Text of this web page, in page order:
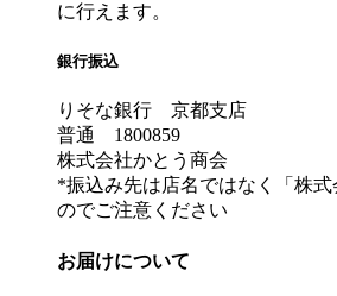
に行えます。
銀行振込
りそな銀行 京都支店
普通 1800859
株式会社かとう商会
*振込み先は店名ではなく「株
のでご注意ください
お届けについて